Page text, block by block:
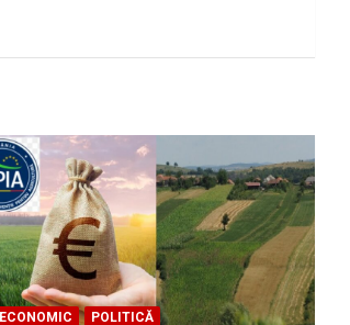
ECONOMIC POLITICĂ